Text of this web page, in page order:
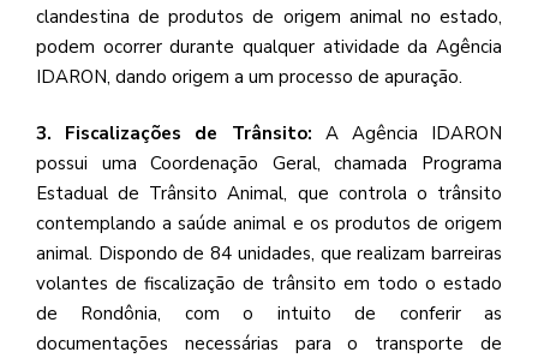
clandestina de produtos de origem animal no estado,
podem ocorrer durante qualquer atividade da Agência
IDARON, dando origem a um processo de apuração.
3. Fiscalizações de Trânsito: A Agência IDARON
possui uma Coordenação Geral, chamada Programa
Estadual de Trânsito Animal, que controla o trânsito
contemplando a saúde animal e os produtos de origem
animal. Dispondo de 84 unidades, que realizam barreiras
volantes de fiscalização de trânsito em todo o estado
de Rondônia, com o intuito de conferir as
documentações necessárias para o transporte de